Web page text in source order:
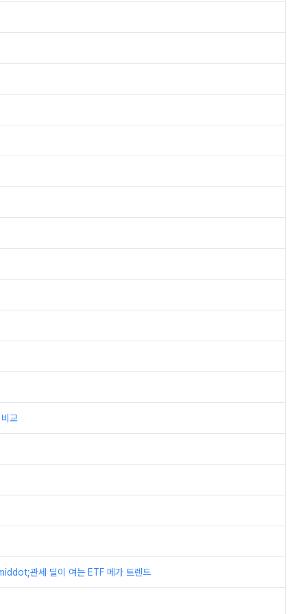
교
관세 딜이 여는 ETF 메가 트렌드